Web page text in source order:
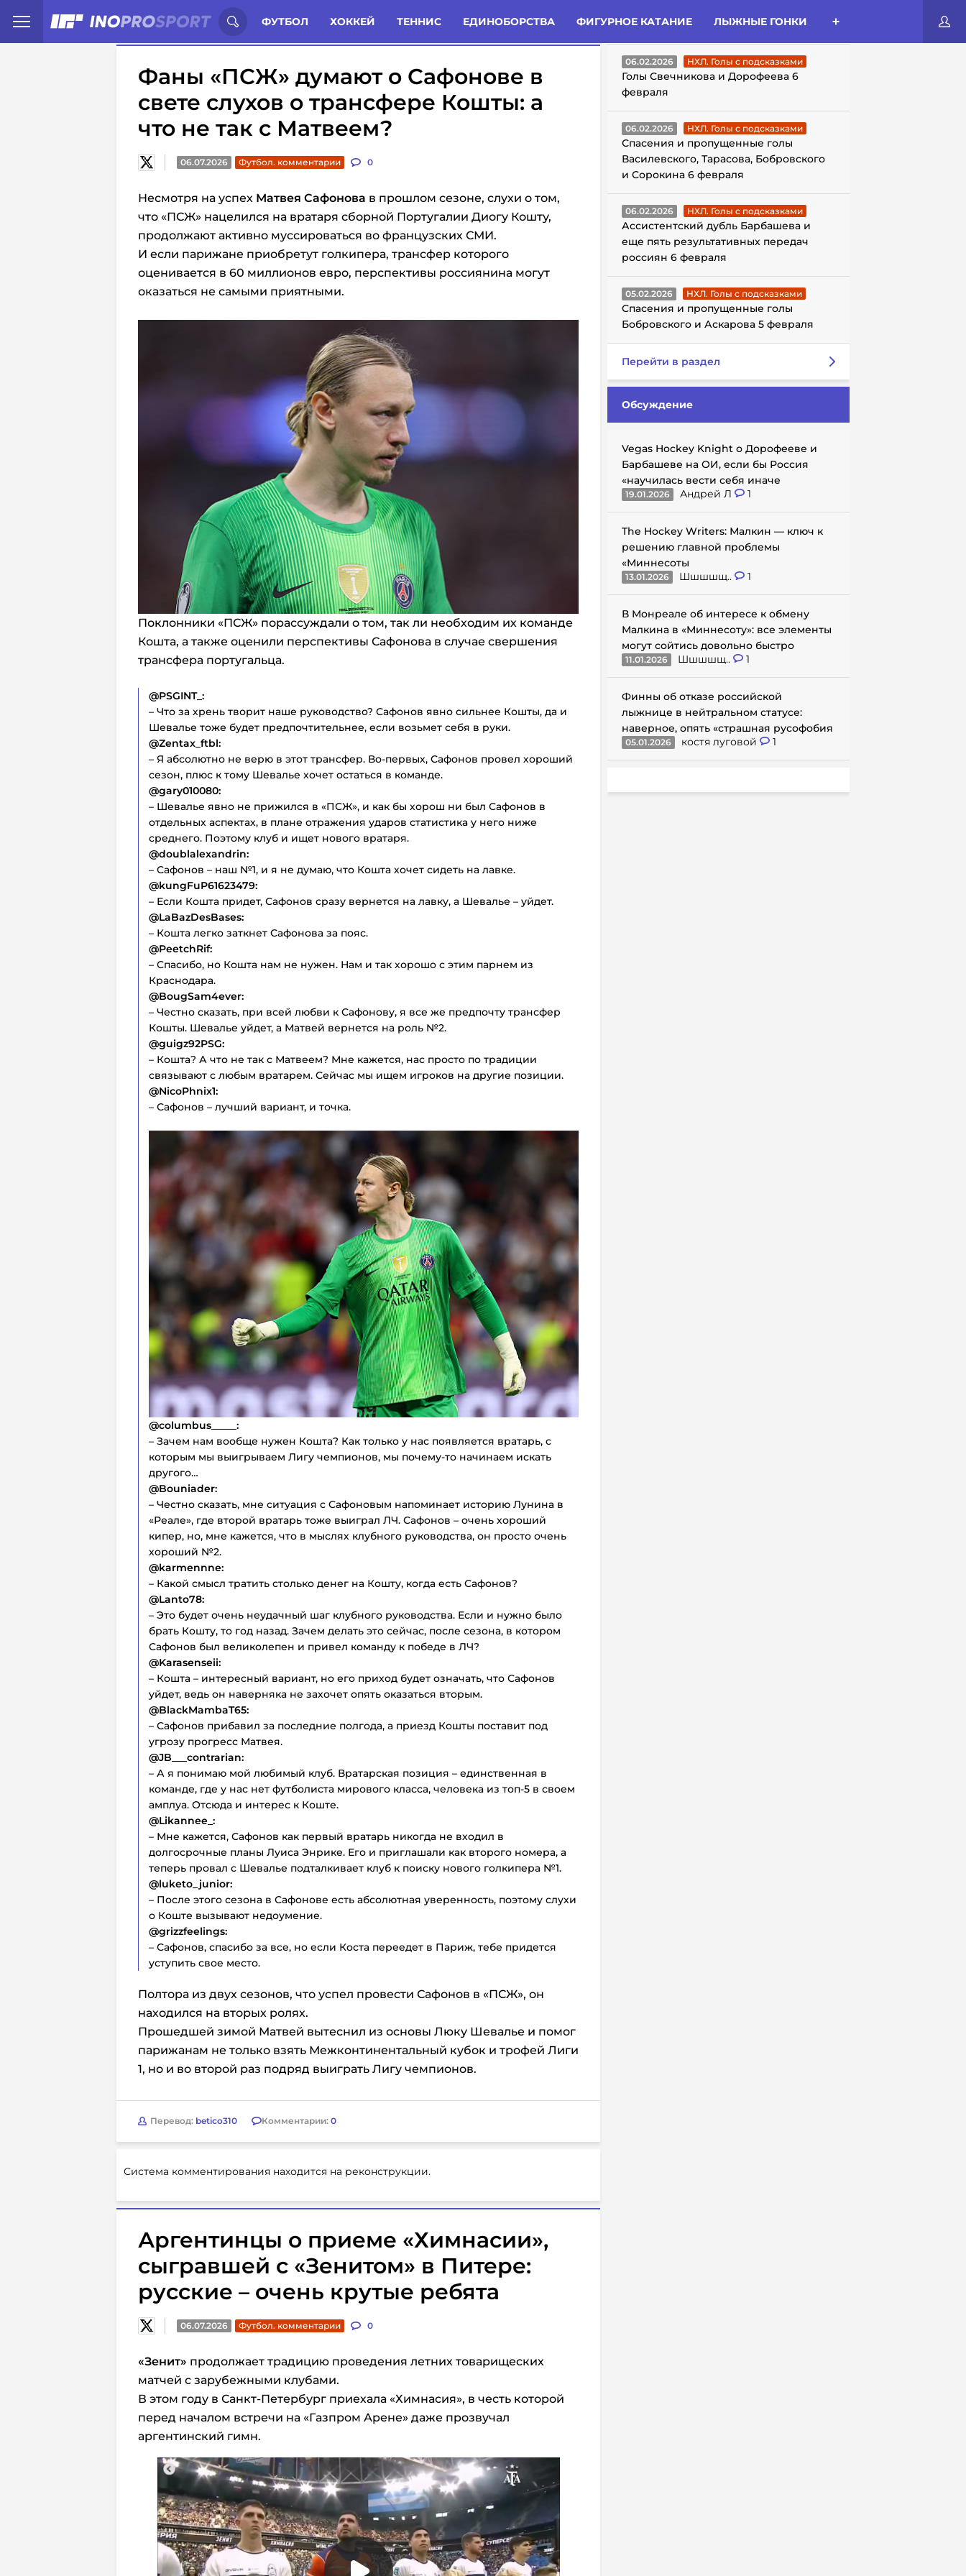
ФУТБОЛ ХОККЕЙ ТЕННИС ЕДИНОБОРСТВА ФИГУРНОЕ КАТАНИЕ ЛЫЖНЫЕ ГОНКИ
Иностранцы о спорте России: Статьи Комменты Новости
Фаны «ПСЖ» думают о Сафонове в
свете слухов о трансфере Кошты: а
что не так с Матвеем?
06.07.2026 Футбол. комментарии 0
Несмотря на успех Матвея Сафонова в прошлом сезоне, слухи о том,
что «ПСЖ» нацелился на вратаря сборной Португалии Диогу Кошту,
продолжают активно муссироваться во французских СМИ.
И если парижане приобретут голкипера, трансфер которого
оценивается в 60 миллионов евро, перспективы россиянина могут
оказаться не самыми приятными.
Поклонники «ПСЖ» порассуждали о том, так ли необходим их команде
Кошта, а также оценили перспективы Сафонова в случае свершения
трансфера португальца.
@PSGINT_:
– Что за хрень творит наше руководство? Сафонов явно сильнее Кошты, да и
Шевалье тоже будет предпочтительнее, если возьмет себя в руки.
@Zentax_ftbl:
– Я абсолютно не верю в этот трансфер. Во-первых, Сафонов провел хороший
сезон, плюс к тому Шевалье хочет остаться в команде.
@gary010080:
– Шевалье явно не прижился в «ПСЖ», и как бы хорош ни был Сафонов в
отдельных аспектах, в плане отражения ударов статистика у него ниже
среднего. Поэтому клуб и ищет нового вратаря.
@doublalexandrin:
– Сафонов – наш №1, и я не думаю, что Кошта хочет сидеть на лавке.
@kungFuP61623479:
– Если Кошта придет, Сафонов сразу вернется на лавку, а Шевалье – уйдет.
@LaBazDesBases:
– Кошта легко заткнет Сафонова за пояс.
@PeetchRif:
– Спасибо, но Кошта нам не нужен. Нам и так хорошо с этим парнем из
Краснодара.
@BougSam4ever:
– Честно сказать, при всей любви к Сафонову, я все же предпочту трансфер
Кошты. Шевалье уйдет, а Матвей вернется на роль №2.
@guigz92PSG:
– Кошта? А что не так с Матвеем? Мне кажется, нас просто по традиции
связывают с любым вратарем. Сейчас мы ищем игроков на другие позиции.
@NicoPhnix1:
– Сафонов – лучший вариант, и точка.
@columbus_____:
– Зачем нам вообще нужен Кошта? Как только у нас появляется вратарь, с
которым мы выигрываем Лигу чемпионов, мы почему-то начинаем искать
другого…
@Bouniader:
– Честно сказать, мне ситуация с Сафоновым напоминает историю Лунина в
«Реале», где второй вратарь тоже выиграл ЛЧ. Сафонов – очень хороший
кипер, но, мне кажется, что в мыслях клубного руководства, он просто очень
хороший №2.
@karmennne:
– Какой смысл тратить столько денег на Кошту, когда есть Сафонов?
@Lanto78:
– Это будет очень неудачный шаг клубного руководства. Если и нужно было
брать Кошту, то год назад. Зачем делать это сейчас, после сезона, в котором
Сафонов был великолепен и привел команду к победе в ЛЧ?
@Karasenseii:
– Кошта – интересный вариант, но его приход будет означать, что Сафонов
уйдет, ведь он наверняка не захочет опять оказаться вторым.
@BlackMambaT65:
– Сафонов прибавил за последние полгода, а приезд Кошты поставит под
угрозу прогресс Матвея.
@JB___contrarian:
– А я понимаю мой любимый клуб. Вратарская позиция – единственная в
команде, где у нас нет футболиста мирового класса, человека из топ-5 в своем
амплуа. Отсюда и интерес к Коште.
@Likannee_:
– Мне кажется, Сафонов как первый вратарь никогда не входил в
долгосрочные планы Луиса Энрике. Его и приглашали как второго номера, а
теперь провал с Шевалье подталкивает клуб к поиску нового голкипера №1.
@luketo_junior:
– После этого сезона в Сафонове есть абсолютная уверенность, поэтому слухи
о Коште вызывают недоумение.
@grizzfeelings:
– Сафонов, спасибо за все, но если Коста переедет в Париж, тебе придется
уступить свое место.
Полтора из двух сезонов, что успел провести Сафонов в «ПСЖ», он
находился на вторых ролях.
Прошедшей зимой Матвей вытеснил из основы Люку Шевалье и помог
парижанам не только взять Межконтинентальный кубок и трофей Лиги
1, но и во второй раз подряд выиграть Лигу чемпионов.
Перевод: betico310 Комментарии: 0
Система комментирования находится на реконструкции.
Аргентинцы о приеме «Химнасии»,
сыгравшей с «Зенитом» в Питере:
русские – очень крутые ребята
06.07.2026 Футбол. комментарии 0
«Зенит» продолжает традицию проведения летних товарищеских
матчей с зарубежными клубами.
В этом году в Санкт-Петербург приехала «Химнасия», в честь которой
перед началом встречи на «Газпром Арене» даже прозвучал
аргентинский гимн.
ГОЛЫ С ПОДСКАЗКАМИ
06.02.2026 НХЛ. Голы с подсказками
Голы Свечникова и Дорофеева 6
февраля
06.02.2026 НХЛ. Голы с подсказками
Спасения и пропущенные голы
Василевского, Тарасова, Бобровского
и Сорокина 6 февраля
06.02.2026 НХЛ. Голы с подсказками
Ассистентский дубль Барбашева и
еще пять результативных передач
россиян 6 февраля
05.02.2026 НХЛ. Голы с подсказками
Спасения и пропущенные голы
Бобровского и Аскарова 5 февраля
Перейти в раздел
Обсуждение
Vegas Hockey Knight о Дорофееве и
Барбашеве на ОИ, если бы Россия
«научилась вести себя иначе
19.01.2026 Андрей Л 1
The Hockey Writers: Малкин — ключ к
решению главной проблемы
«Миннесоты
13.01.2026 Шшшшщ.. 1
В Монреале об интересе к обмену
Малкина в «Миннесоту»: все элементы
могут сойтись довольно быстро
11.01.2026 Шшшшщ.. 1
Финны об отказе российской
лыжнице в нейтральном статусе:
наверное, опять «страшная русофобия
05.01.2026 костя луговой 1